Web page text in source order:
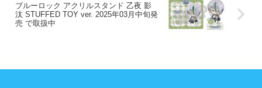
ブルーロック アクリルスタンド 乙夜 影
汰 STUFFED TOY ver. 2025年03月中旬発
売 で取扱中